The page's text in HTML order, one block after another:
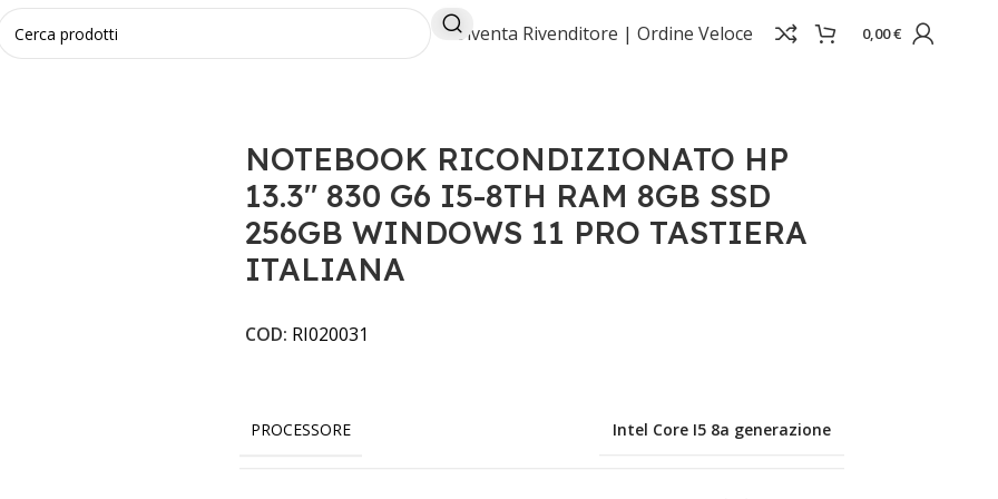
Diventa Rivenditore | Ordine Veloce 0,00€
HP 13.3" 830 G6 I5-8TH RAM 8GB SSD 256GB WINDOWS 11 PRO TASTIERA ITALIANA
NOTEBOOK RICONDIZIONATO HP
13.3" 830 G6 I5-8TH RAM 8GB SSD
256GB WINDOWS 11 PRO TASTIERA
ITALIANA
COD: RI020031
PROCESSORE Intel Core I5 8a generazione